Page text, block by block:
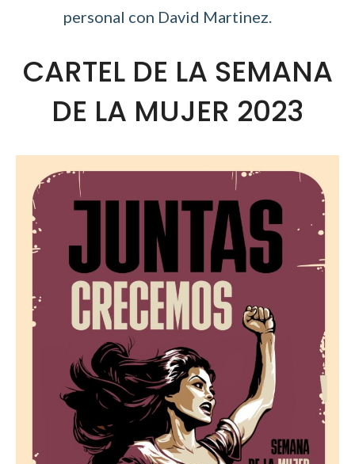
personal con David Martinez.
CARTEL DE LA SEMANA
DE LA MUJER 2023